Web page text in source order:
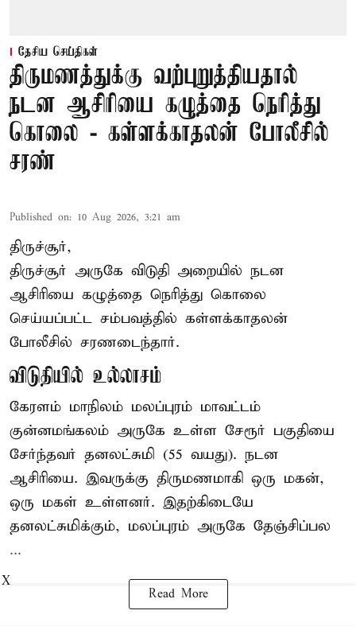
தேசிய செய்திகள்
திருமணத்துக்கு வற்புறுத்தியதால்
நடன ஆசிரியை கழுத்தை நெரித்து
கொலை - கள்ளக்காதலன் போலீசில்
சரண்
Published on: 10 Aug 2026, 3:21 am
திருச்சூர்,
திருச்சூர் அருகே விடுதி அறையில் நடன
ஆசிரியை கழுத்தை நெரித்து கொலை
செய்யப்பட்ட சம்பவத்தில் கள்ளக்காதலன்
போலீசில் சரணடைந்தார்.
விடுதியில் உல்லாசம்
கேரளம் மாநிலம் மலப்புரம் மாவட்டம்
குன்னமங்கலம் அருகே உள்ள சேரூர் பகுதியை
சேர்ந்தவர் தனலட்சுமி (55 வயது). நடன
ஆசிரியை. இவருக்கு திருமணமாகி ஒரு மகன்,
ஒரு மகள் உள்ளனர். இதற்கிடையே
தனலட்சுமிக்கும், மலப்புரம் அருகே தேஞ்சிப்பல
...
Read More
X